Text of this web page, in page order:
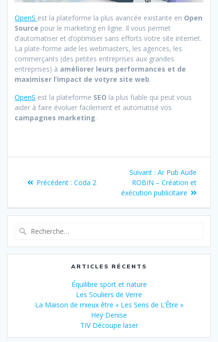
OpenS est la plateforme la plus avancée existante en Open
Source pour le marketing en ligne. Il vous permet
d’automatiser et d’optimiser sans efforts votre site internet.
La plate-forme aide les webmasters, les agences, les
commerçants (des petites entreprises aux grandes
entreprises) à améliorer leurs performances et de
maximiser l’impact de votyre site web.
OpenS est la plateforme SEO la plus fiable qui peut vous
aider à faire évoluer facilement et automatisé vos
campagnes marketing.
Précédent : Coda 2
Suivant : Ar Pub Aude
ROBIN – Création et
éxécution publicitaire
ARTICLES RÉCENTS
Équilibre sport et nature
Les Souliers de Verre
La Maison de mieux être « Les Sens de L’Être »
Hey Denise
TIV Découpe laser